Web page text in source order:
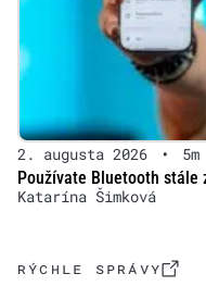
2. augusta 2026 •
5m
Používate Bluetooth
Katarína Šimková
RÝCHLE SPRÁVY